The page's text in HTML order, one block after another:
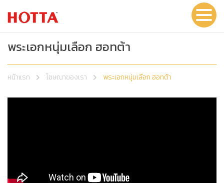
พระเอกหนุ่มเลือก ฮอทต้า
หน้าแรก โฆษณาของเรา พระเอกหนุ่มเลือก ฮอทต้า